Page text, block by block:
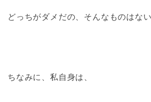
どっちがダメだの、そんなものはな
ちなみに、私自身は、